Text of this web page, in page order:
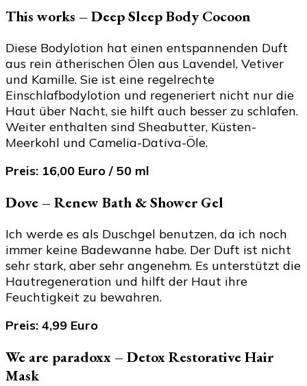
This works – Deep Sleep Body Cocoon
Diese Bodylotion hat einen entspannenden Duft
aus rein ätherischen Ölen aus Lavendel, Vetiver
und Kamille. Sie ist eine regelrechte
Einschlafbodylotion und regeneriert nicht nur die
Haut über Nacht, sie hilft auch besser zu schlafen.
Weiter enthalten sind Sheabutter, Küsten-
Meerkohl und Camelia-Dativa-Öle.
Preis: 16,00 Euro / 50 ml
Dove – Renew Bath & Shower Gel
Ich werde es als Duschgel benutzen, da ich noch
immer keine Badewanne habe. Der Duft ist nicht
sehr stark, aber sehr angenehm. Es unterstützt die
Hautregeneration und hilft der Haut ihre
Feuchtigkeit zu bewahren.
Preis: 4,99 Euro
We are paradoxx – Detox Restorative Hair
Mask